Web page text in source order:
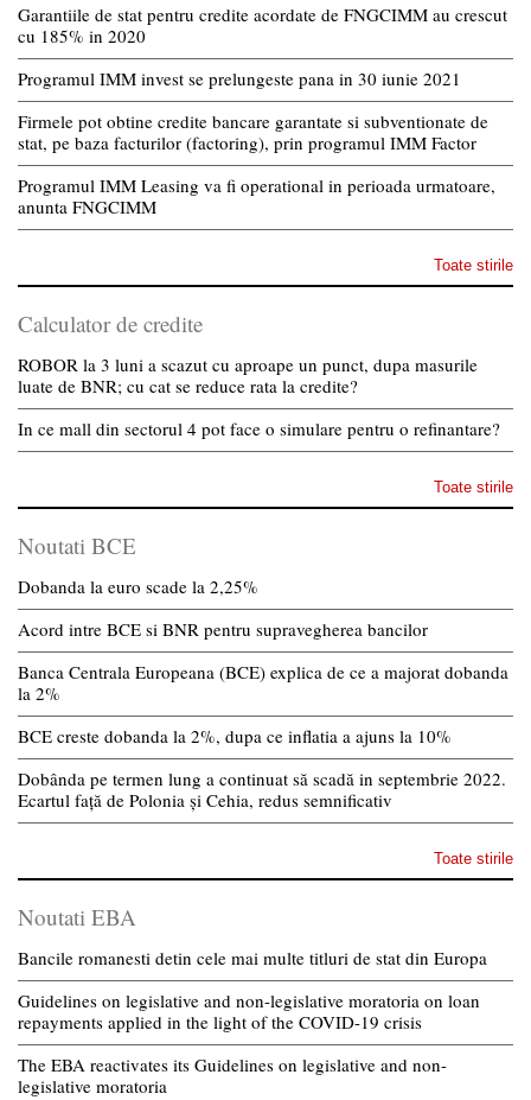
Garantiile de stat pentru credite acordate de FNGCIMM au crescut
cu 185% in 2020
Programul IMM invest se prelungeste pana in 30 iunie 2021
Firmele pot obtine credite bancare garantate si subventionate de
stat, pe baza facturilor (factoring), prin programul IMM Factor
Programul IMM Leasing va fi operational in perioada urmatoare,
anunta FNGCIMM
Toate stirile
Calculator de credite
ROBOR la 3 luni a scazut cu aproape un punct, dupa masurile
luate de BNR; cu cat se reduce rata la credite?
In ce mall din sectorul 4 pot face o simulare pentru o refinantare?
Toate stirile
Noutati BCE
Dobanda la euro scade la 2,25%
Acord intre BCE si BNR pentru supravegherea bancilor
Banca Centrala Europeana (BCE) explica de ce a majorat dobanda
la 2%
BCE creste dobanda la 2%, dupa ce inflatia a ajuns la 10%
Dobânda pe termen lung a continuat să scadă in septembrie 2022.
Ecartul față de Polonia și Cehia, redus semnificativ
Toate stirile
Noutati EBA
Bancile romanesti detin cele mai multe titluri de stat din Europa
Guidelines on legislative and non-legislative moratoria on loan
repayments applied in the light of the COVID-19 crisis
The EBA reactivates its Guidelines on legislative and non-
legislative moratoria